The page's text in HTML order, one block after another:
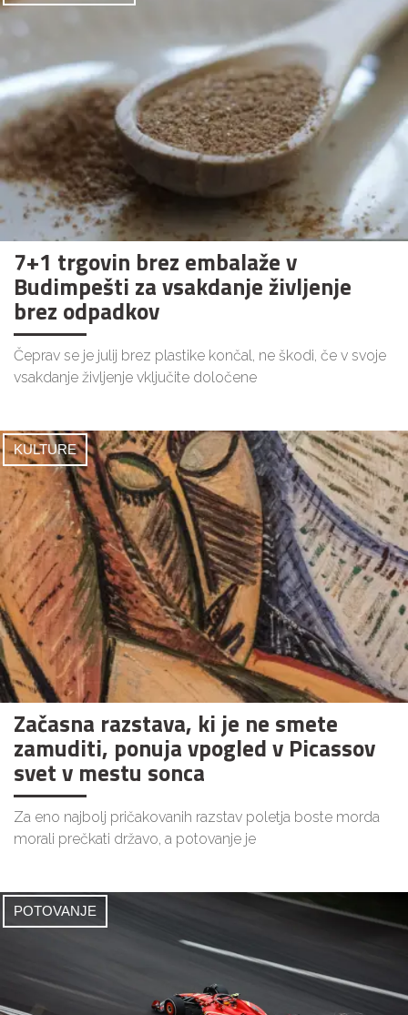
7+1 trgovin brez embalaže v
Budimpešti za vsakdanje življenje
brez odpadkov
Čeprav se je julij brez plastike končal, ne škodi, če v svoje
vsakdanje življenje vključite določene
KULTURE
Začasna razstava, ki je ne smete
zamuditi, ponuja vpogled v Picassov
svet v mestu sonca
Za eno najbolj pričakovanih razstav poletja boste morda
morali prečkati državo, a potovanje je
POTOVANJE